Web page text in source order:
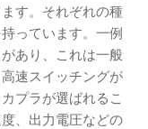
す。それぞれの種
っています。一例
あり、これは一般
速スイッチングが
プラが選ばれるこ
、出力電圧などの